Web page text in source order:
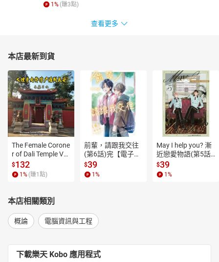
1% (賺3點)
查看更多
本店最新到貨
The Female Corone
r of Dali Temple Vo
l.6【有聲書】
$132
1 % (賺1 點)
前輩，請跟我交往
(第6話)完【電子
書】
$39
1 %
May I help you? 漸
近戀愛物語(第5話)
【電子書】
$39
1 %
本店相關類別
概論 電腦資訊與工程
下載樂天 Kobo 應用程式